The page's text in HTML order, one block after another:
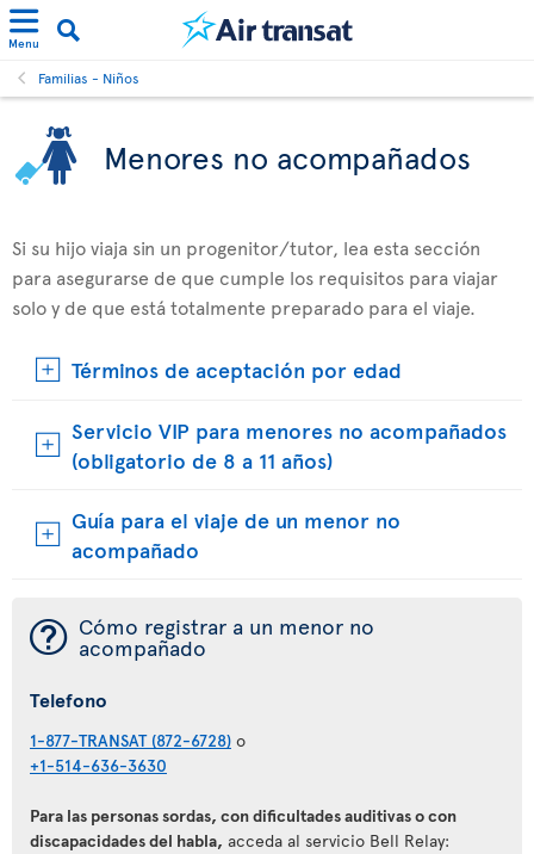
Menu
Familias - Niños
Menores no acompañados
Si su hijo viaja sin un progenitor/tutor, lea esta sección
para asegurarse de que cumple los requisitos para viajar
solo y de que está totalmente preparado para el viaje.
Términos de aceptación por edad
Servicio VIP para menores no acompañados
(obligatorio de 8 a 11 años)
Guía para el viaje de un menor no
acompañado
¯ Cómo registrar a un menor no
acompañado
Telefono
1-877-TRANSAT (872-6728) o
+1-514-636-3630
Para las personas sordas, con dificultades auditivas o con
discapacidades del habla, acceda al servicio Bell Relay: